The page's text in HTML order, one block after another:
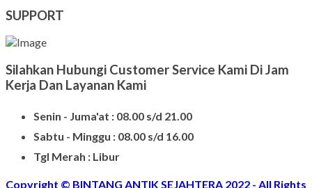
Harg Nisan Marmer Kotak
Silahkan Hubungi Customer Service Kami Di Jam
Kerja Dan Layanan Kami
Senin - Juma'at : 08.00 s/d 21.00
Sabtu - Minggu : 08.00 s/d 16.00